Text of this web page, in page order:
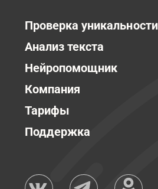
Проверка уникальности
Анализ текста
Нейропомощник
Компания
Тарифы
Поддержка